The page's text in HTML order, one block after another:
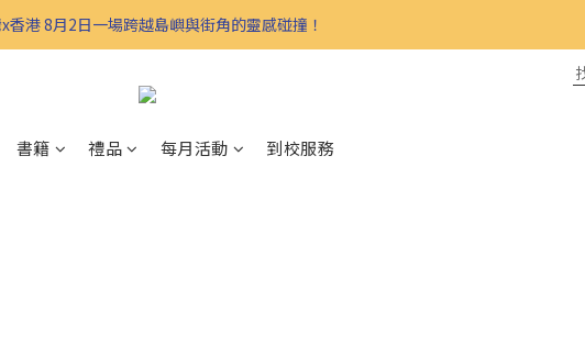
香港 8月2日一場跨越島嶼與街角的靈感碰撞！
書籍 禮品 每月活動 到校服務